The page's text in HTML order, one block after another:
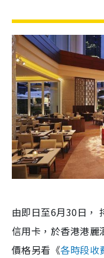
由即日至6月30日，
信用卡，於香港港麗
價格另看《各時段收